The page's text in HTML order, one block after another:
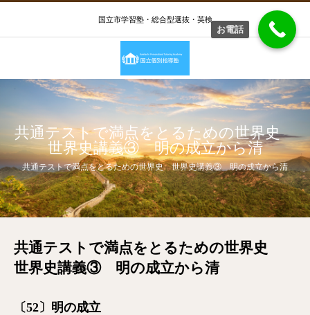
国立市学習塾・総合型選抜・英検
共通テストで満点をとるための世界史
世界史講義③ 明の成立から清
共通テストで満点をとるための世界史 世界史講義③ 明の成立から清
共通テストで満点をとるための世界史
世界史講義③ 明の成立から清
〔52〕明の成立
お電話